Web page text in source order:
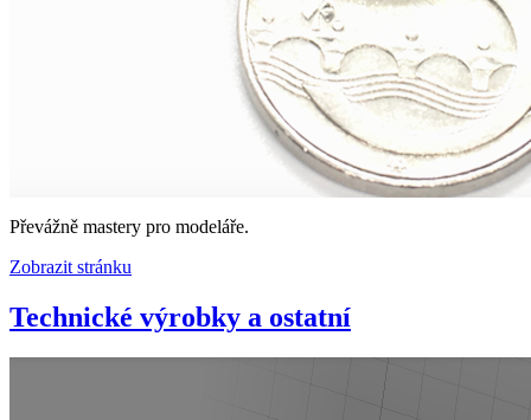
Převážně mastery pro modeláře.
Zobrazit stránku
Technické výrobky a ostatní